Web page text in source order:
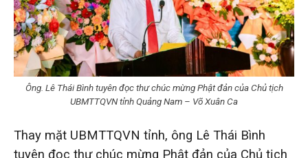
Ông. Lê Thái Bình tuyên đọc thư chúc mừng Phật đản của Chủ tịch
UBMTTQVN tỉnh Quảng Nam – Võ Xuân Ca
Thay mặt UBMTTQVN tỉnh, ông Lê Thái Bình
tuyên đọc thư chúc mừng Phật đản của Chủ tịch